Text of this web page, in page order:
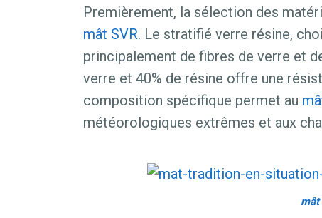
Premièrement, la sélection des
mât SVR. Le stratifié verre résine,
principalement de fibres de verre et
verre et 40% de résine offre une
composition spécifique permet au
météorologiques extrêmes et aux
mât